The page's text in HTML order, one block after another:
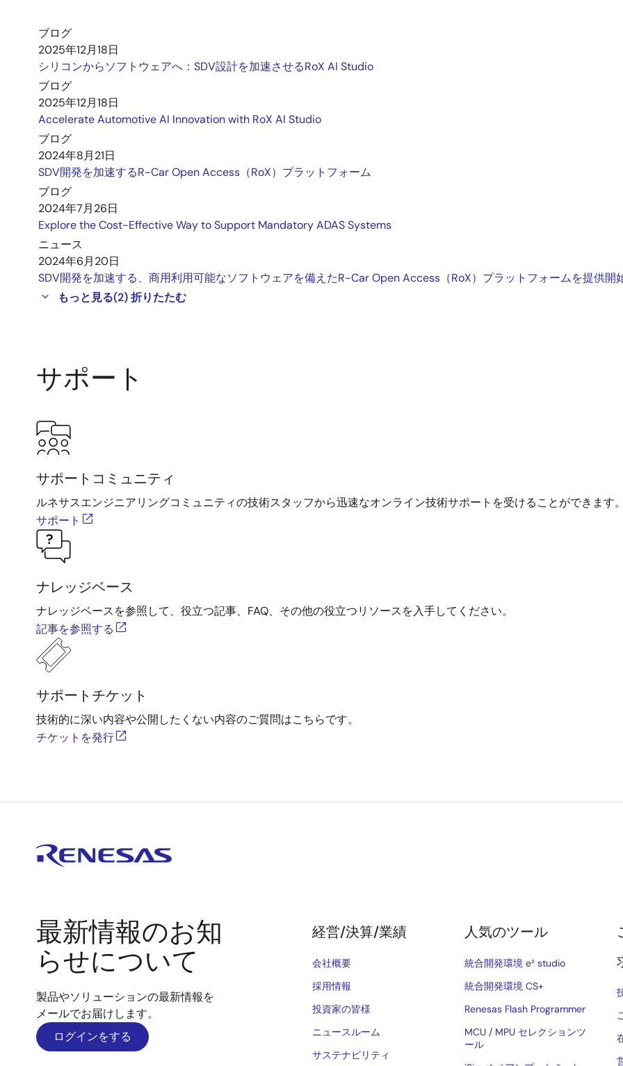
ブログ
2025年12月18日
シリコンからソフトウェアへ：SDV設計を加速させるRoX AI Studio
ブログ
2025年12月18日
Accelerate Automotive AI Innovation with RoX AI Studio
ブログ
2024年8月21日
SDV開発を加速するR-Car Open Access（RoX）プラットフォーム
ブログ
2024年7月26日
Explore the Cost-Effective Way to Support Mandatory ADAS Systems
ニュース
2024年6月20日
SDV開発を加速する、商用利用可能なソフトウェアを備えたR-Car Open Access（RoX）プラットフォームを提供開
もっと見る(2)折りたたむ
サポート
サポートコミュニティ
ルネサスエンジニアリングコミュニティの技術スタッフから迅速なオンライン技術サポートを受けることができます
サポート
ナレッジベース
ナレッジベースを参照して、役立つ記事、FAQ、その他の役立つリソースを入手してください。
記事を参照する
サポートチケット
技術的に深い内容や公開したくない内容のご質問はこちらです。
チケットを発行
最新情報のお知
らせについて
製品やソリューションの最新情報を
メールでお届けします。
ログインをする
経営/決算/業績
会社概要
採用情報
投資家の皆様
ニュースルーム
サステナビリティ
人気のツール
統合開発環境 e² studio
統合開発環境 CS+
Renesas Flash Programmer
MCU / MPU セレクションツ
ール